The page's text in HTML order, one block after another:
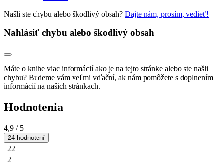
Našli ste chybu alebo škodlivý obsah? Dajte nám, prosím, vedieť!
Nahlásiť chybu alebo škodlivý obsah
Máte o knihe viac informácií ako je na tejto stránke alebo ste našli
chybu? Budeme vám veľmi vďační, ak nám pomôžete s doplnením
informácií na našich stránkach.
Hodnotenia
4,9 / 5
24 hodnotení
22
2